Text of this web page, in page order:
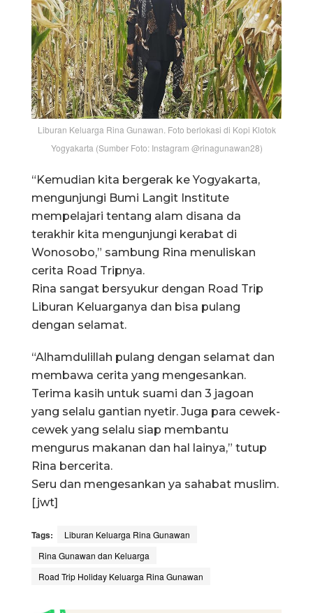
Liburan Keluarga Rina Gunawan. Foto berlokasi di Kopi Klotok
Yogyakarta (Sumber Foto: Instagram @rinagunawan28)
“Kemudian kita bergerak ke Yogyakarta,
mengunjungi Bumi Langit Institute
mempelajari tentang alam disana da
terakhir kita mengunjungi kerabat di
Wonosobo,” sambung Rina menuliskan
cerita Road Tripnya.
Rina sangat bersyukur dengan Road Trip
Liburan Keluarganya dan bisa pulang
dengan selamat.
“Alhamdulillah pulang dengan selamat dan
membawa cerita yang mengesankan.
Terima kasih untuk suami dan 3 jagoan
yang selalu gantian nyetir. Juga para cewek-
cewek yang selalu siap membantu
mengurus makanan dan hal lainya,” tutup
Rina bercerita.
Seru dan mengesankan ya sahabat muslim.
[jwt]
Tags:
Liburan Keluarga Rina Gunawan
Rina Gunawan dan Keluarga
Road Trip Holiday Keluarga Rina Gunawan